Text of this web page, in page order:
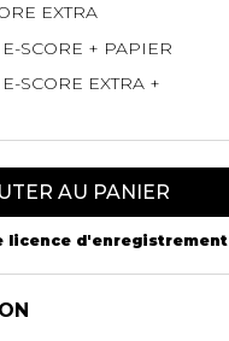
EXTRA
SCORE + PAPIER
SCORE EXTRA +
AU PANIER
licence d'enregistrement